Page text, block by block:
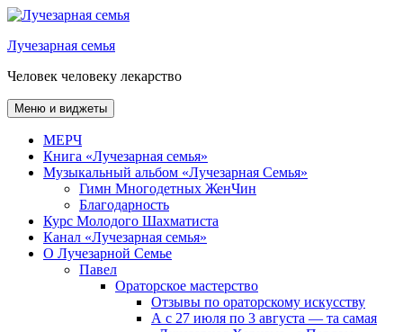
Перейти
содержимому
Лучезарная семья
Человек человеку лекарство
Меню и виджеты
МЕРЧ
Книга «Лучезарная семья»
Музыкальный альбом «Лучезарная Семья»
Гимн Многодетных ЖенЧин
Благодарность
Курс Молодого Шахматиста
Канал «Лучезарная семья»
О Лучезарной Семье
Павел
Ораторское мастерство
Отзывы по ораторскому искусству
А с 27 июля по 3 августа — та самая